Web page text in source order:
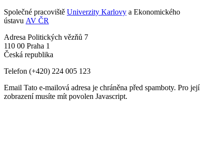
Společné pracoviště Univerzity Karlovy a Ekonomického
ústavu AV ČR
Adresa Politických vězňů 7
110 00 Praha 1
Česká republika
Telefon (+420) 224 005 123
Email Tato e-mailová adresa je chráněna před spamboty. Pro její
zobrazení musíte mít povolen Javascript.